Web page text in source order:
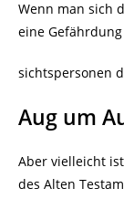
Wenn man sich
eine Gefährdung
sichtspersonen
Aug um
Aber vielleicht
des Alten